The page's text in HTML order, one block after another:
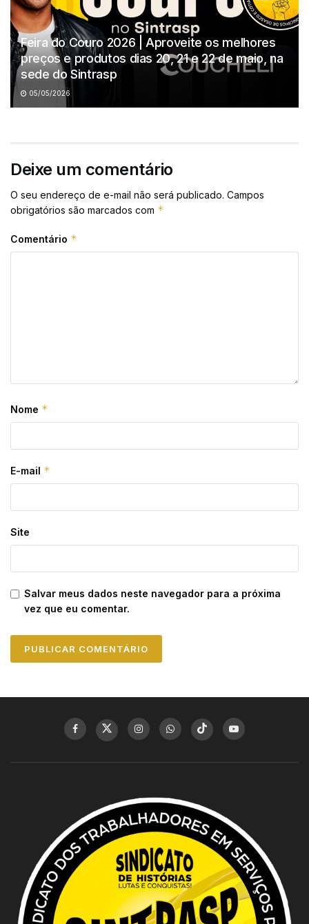
Feira do Couro 2026 | Aproveite os melhores
preços e produtos dias 20, 21 e 22 de maio, na
sede do Sintrasp
05/05/2026
Deixe um comentário
O seu endereço de e-mail não será publicado. Campos
obrigatórios são marcados com *
Comentário *
Nome *
E-mail *
Site
Salvar meus dados neste navegador para a próxima
vez que eu comentar.